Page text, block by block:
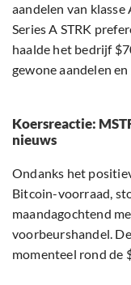
aandelen van
Series A STRK
haalde het bedrijf
gewone aandelen
Koersreactie:
nieuws
Ondanks het
Bitcoin-voorraad,
maandagochtend
voorbeurshandel.
momenteel rond de